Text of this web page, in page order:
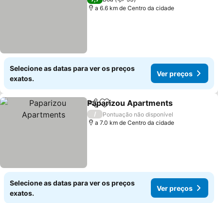
a 6.6 km de Centro da cidade
Selecione as datas para ver os preços
exatos.
Ver preços
PartilharAdicionar aos favoritos
Paparizou Apartments
/
Pontuação não disponível
a 7.0 km de Centro da cidade
Selecione as datas para ver os preços
exatos.
Ver preços